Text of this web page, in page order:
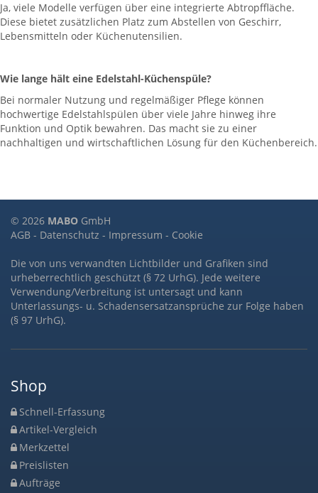
Ja, viele Modelle verfügen über eine integrierte Abtropffläche.
Diese bietet zusätzlichen Platz zum Abstellen von Geschirr,
Lebensmitteln oder Küchenutensilien.
Wie lange hält eine Edelstahl-Küchenspüle?
Bei normaler Nutzung und regelmäßiger Pflege können
hochwertige Edelstahlspülen über viele Jahre hinweg ihre
Funktion und Optik bewahren. Das macht sie zu einer
nachhaltigen und wirtschaftlichen Lösung für den Küchenbereich.
© 2026 MABO GmbH
AGB - Datenschutz - Impressum - Cookie
Die von uns verwandten Lichtbilder und Grafiken sind
urheberrechtlich geschützt (§ 72 UrhG). Jede weitere
Verwendung/Verbreitung ist untersagt und kann
Unterlassungs- u. Schadensersatzansprüche zur Folge haben
(§ 97 UrhG).
Shop
Schnell-Erfassung
Artikel-Vergleich
Merkzettel
Preislisten
Aufträge